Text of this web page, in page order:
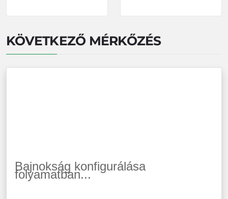
KÖVETKEZŐ MÉRKŐZÉS
Bajnokság konfigurálása
folyamatban...